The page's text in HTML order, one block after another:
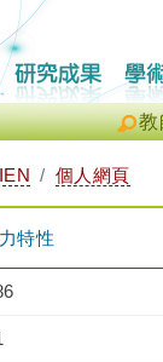
教
個人網頁
特性